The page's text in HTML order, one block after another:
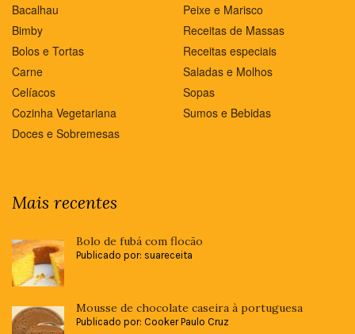
Bacalhau
Bimby
Bolos e Tortas
Carne
Celíacos
Cozinha Vegetariana
Doces e Sobremesas
Peixe e Marisco
Receitas de Massas
Receitas especiais
Saladas e Molhos
Sopas
Sumos e Bebidas
Mais recentes
Bolo de fubá com flocão
Publicado por: suareceita
Mousse de chocolate caseira à portuguesa
Publicado por: Cooker Paulo Cruz